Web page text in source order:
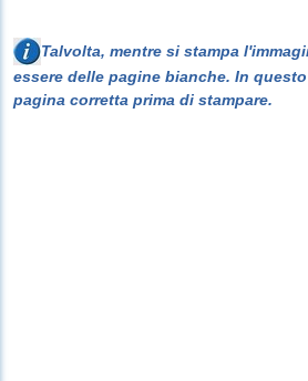
Talvolta, mentre si stampa
essere delle pagine bianche. In
pagina corretta prima di stampare.